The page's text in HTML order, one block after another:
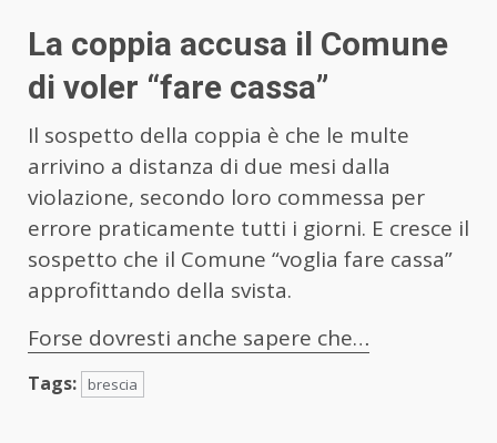
La coppia accusa il Comune
di voler “fare cassa”
Il sospetto della coppia è che le multe
arrivino a distanza di due mesi dalla
violazione, secondo loro commessa per
errore praticamente tutti i giorni. E cresce il
sospetto che il Comune “voglia fare cassa”
approfittando della svista.
Forse dovresti anche sapere che…
Tags: brescia